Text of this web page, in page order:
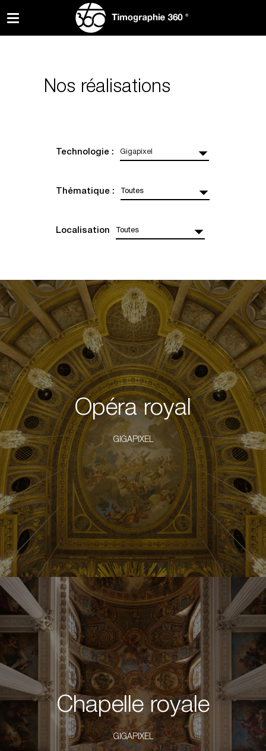
Nos réalisations
Technologie : Gigapixel
Thématique : Toutes
Localisation Toutes
Opéra royal
GIGAPIXEL
Chapelle royale
GIGAPIXEL